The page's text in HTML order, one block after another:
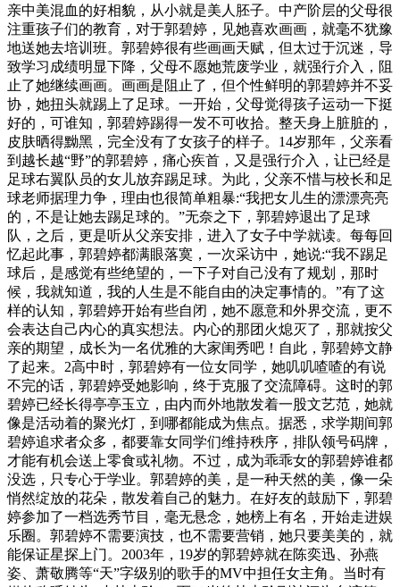
亲中美混血的好相貌，从小就是美人胚子。中产阶层的父母很
注重孩子们的教育，对于郭碧婷，见她喜欢画画，就毫不犹豫
地送她去培训班。郭碧婷很有些画画天赋，但太过于沉迷，导
致学习成绩明显下降，父母不愿她荒废学业，就强行介入，阻
止了她继续画画。画画是阻止了，但个性鲜明的郭碧婷并不妥
协，她扭头就踢上了足球。一开始，父母觉得孩子运动一下挺
好的，可谁知，郭碧婷踢得一发不可收拾。整天身上脏脏的，
皮肤晒得黝黑，完全没有了女孩子的样子。14岁那年，父亲看
到越长越“野”的郭碧婷，痛心疾首，又是强行介入，让已经是
足球右翼队员的女儿放弃踢足球。为此，父亲不惜与校长和足
球老师据理力争，理由也很简单粗暴:“我把女儿生的漂漂亮亮
的，不是让她去踢足球的。”无奈之下，郭碧婷退出了足球
队，之后，更是听从父亲安排，进入了女子中学就读。每每回
忆起此事，郭碧婷都满眼落寞，一次采访中，她说:“我不踢足
球后，是感觉有些绝望的，一下子对自己没有了规划，那时
候，我就知道，我的人生是不能自由的决定事情的。”有了这
样的认知，郭碧婷开始有些自闭，她不愿意和外界交流，更不
会表达自己内心的真实想法。内心的那团火熄灭了，那就按父
亲的期望，成长为一名优雅的大家闺秀吧！自此，郭碧婷文静
了起来。2高中时，郭碧婷有一位女同学，她叽叽喳喳的有说
不完的话，郭碧婷受她影响，终于克服了交流障碍。这时的郭
碧婷已经长得亭亭玉立，由内而外地散发着一股文艺范，她就
像是活动着的聚光灯，到哪都能成为焦点。据悉，求学期间郭
碧婷追求者众多，都要靠女同学们维持秩序，排队领号码牌，
才能有机会送上零食或礼物。不过，成为乖乖女的郭碧婷谁都
没选，只专心于学业。郭碧婷的美，是一种天然的美，像一朵
悄然绽放的花朵，散发着自己的魅力。在好友的鼓励下，郭碧
婷参加了一档选秀节目，毫无悬念，她榜上有名，开始走进娱
乐圈。郭碧婷不需要演技，也不需要营销，她只要美美的，就
能保证星探上门。2003年，19岁的郭碧婷就在陈奕迅、孙燕
姿、萧敬腾等“天”字级别的歌手的MV中担任女主角。当时有